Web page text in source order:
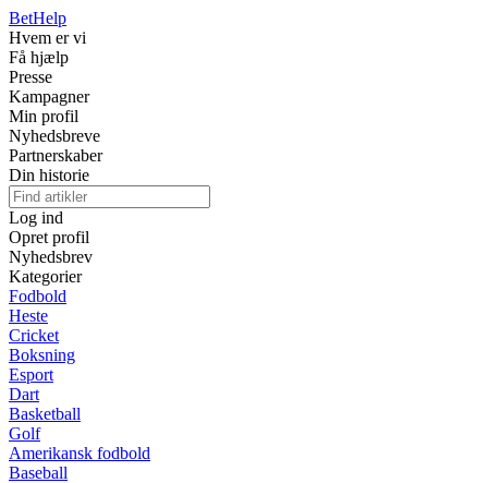
BetHelp
Hvem er vi
Få hjælp
Presse
Kampagner
Min profil
Nyhedsbreve
Partnerskaber
Din historie
Log ind
Opret profil
Nyhedsbrev
Kategorier
Fodbold
Heste
Cricket
Boksning
Esport
Dart
Basketball
Golf
Amerikansk fodbold
Baseball